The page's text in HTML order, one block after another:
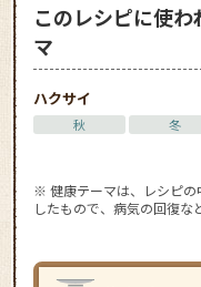
このレシピに使
マ
ハクサイ
秋 冬
※ 健康テーマは、レシピの
したもので、病気の回復な